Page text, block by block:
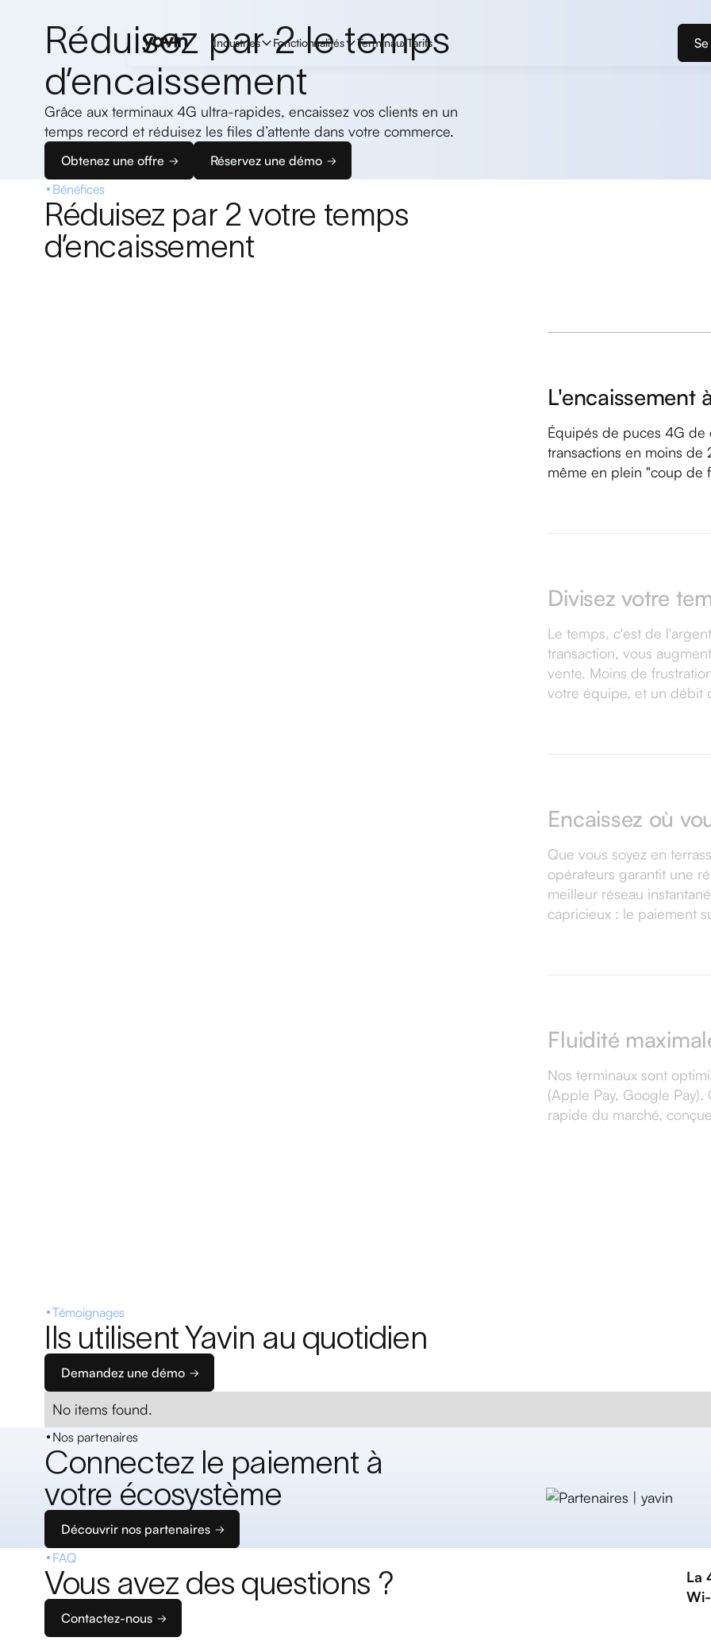
Industries Fonctionnalités TerminauxTarifs
Réduisez par 2 le temps
d’encaissement
Grâce aux terminaux 4G ultra-rapides, encaissez vos clients en un
temps record et réduisez les files d’attente dans votre commerce.
Obtenez une offre
Réservez une démo
Bénéfices
Réduisez par 2 votre temps
d’encaissement
L'encaissement
Équipés de puces 4G de
transactions en moins de
même en plein "coup de
Divisez votre
Le temps, c'est de
transaction, vous
vente. Moins de
votre équipe, et un débit
Encaissez où
Que vous soyez en
opérateurs garantit une
meilleur réseau
capricieux : le paiement
Fluidité
Nos terminaux sont
(Apple Pay, Google
rapide du marché,
Témoignages
Ils utilisent Yavin au quotidien
Demandez une démo
No items found.
Nos partenaires
Connectez le paiement à
votre écosystème
Découvrir nos partenaires
FAQ
Vous avez des questions ?
Contactez-nous
La